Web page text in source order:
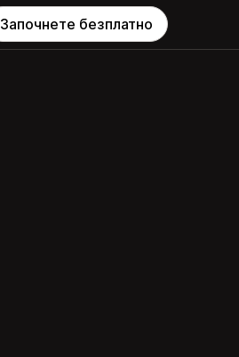
Започнете безплатно